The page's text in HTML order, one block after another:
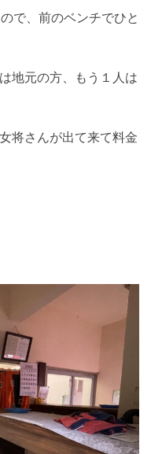
で、前のベンチでひと
地元の方、もう１人は
将さんが出て来て料金